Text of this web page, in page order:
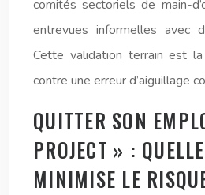
comités sectoriels de main-
entrevues informelles avec
Cette validation terrain est la
contre une erreur d’aiguillage
QUITTER SON
PROJECT » :
MINIMISE LE